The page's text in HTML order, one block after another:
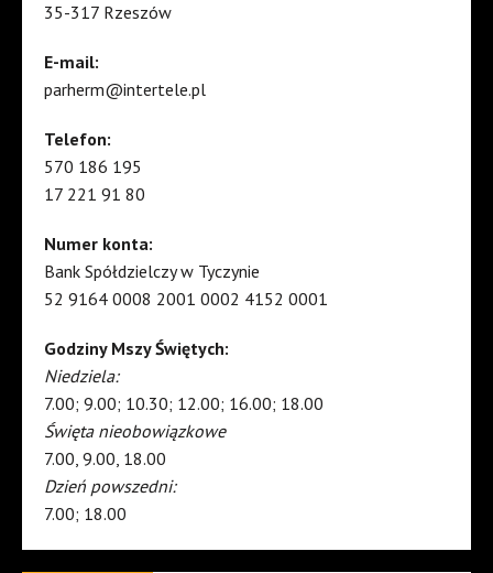
35-317 Rzeszów
E-mail:
parherm@intertele.pl
Telefon:
570 186 195
17 221 91 80
Numer konta:
Bank Spółdzielczy w Tyczynie
52 9164 0008 2001 0002 4152 0001
Godziny Mszy Świętych:
Niedziela:
7.00; 9.00; 10.30; 12.00; 16.00; 18.00
Święta nieobowiązkowe
7.00, 9.00, 18.00
Dzień powszedni:
7.00; 18.00